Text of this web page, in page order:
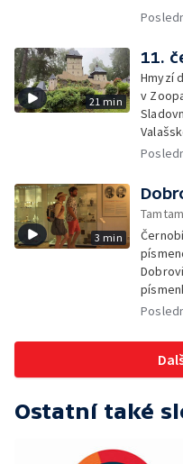
21 min
11.
Hmyzí
v
Park
3 min
sladká
Ostatní také